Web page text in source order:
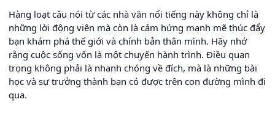
Hàng loạt câu nói từ các nhà văn nổi tiếng này không chỉ là
những lời động viên mà còn là cảm hứng mạnh mẽ thúc đẩy
bạn khám phá thế giới và chính bản thân mình. Hãy nhớ
rằng cuộc sống vốn là một chuyến hành trình. Điều quan
trọng không phải là nhanh chóng về đích, mà là những bài
học và sự trưởng thành bạn có được trên con đường mình đi
qua.